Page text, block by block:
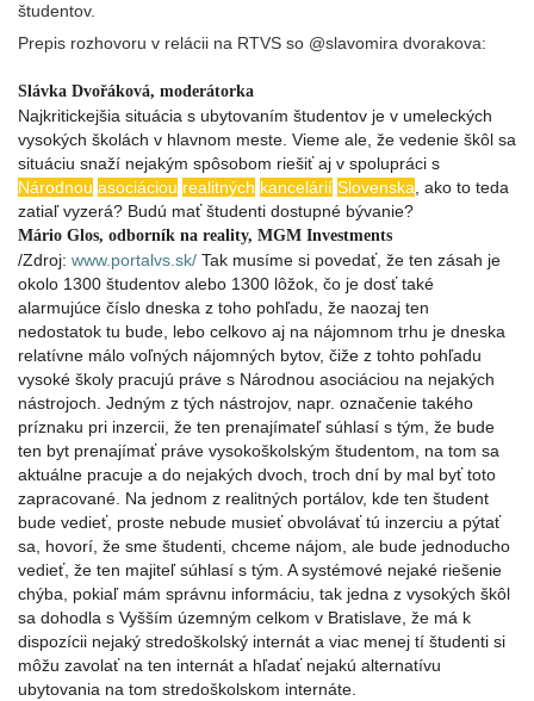
študentov.
Prepis rozhovoru v relácii na RTVS so @slavomira dvorakova:
Slávka Dvořáková, moderátorka
Najkritickejšia situácia s ubytovaním študentov je v umeleckých
vysokých školách v hlavnom meste. Vieme ale, že vedenie škôl sa
situáciu snaží nejakým spôsobom riešiť aj v spolupráci s
Národnou asociáciou realitných kancelárií Slovenska, ako to teda
zatiaľ vyzerá? Budú mať študenti dostupné bývanie?
Mário Glos, odborník na reality, MGM Investments
/Zdroj: www.portalvs.sk/ Tak musíme si povedať, že ten zásah je
okolo 1300 študentov alebo 1300 lôžok, čo je dosť také
alarmujúce číslo dneska z toho pohľadu, že naozaj ten
nedostatok tu bude, lebo celkovo aj na nájomnom trhu je dneska
relatívne málo voľných nájomných bytov, čiže z tohto pohľadu
vysoké školy pracujú práve s Národnou asociáciou na nejakých
nástrojoch. Jedným z tých nástrojov, napr. označenie takého
príznaku pri inzercii, že ten prenajímateľ súhlasí s tým, že bude
ten byt prenajímať práve vysokoškolským študentom, na tom sa
aktuálne pracuje a do nejakých dvoch, troch dní by mal byť toto
zapracované. Na jednom z realitných portálov, kde ten študent
bude vedieť, proste nebude musieť obvolávať tú inzerciu a pýtať
sa, hovorí, že sme študenti, chceme nájom, ale bude jednoducho
vedieť, že ten majiteľ súhlasí s tým. A systémové nejaké riešenie
chýba, pokiaľ mám správnu informáciu, tak jedna z vysokých škôl
sa dohodla s Vyšším územným celkom v Bratislave, že má k
dispozícii nejaký stredoškolský internát a viac menej tí študenti si
môžu zavolať na ten internát a hľadať nejakú alternatívu
ubytovania na tom stredoškolskom internáte.